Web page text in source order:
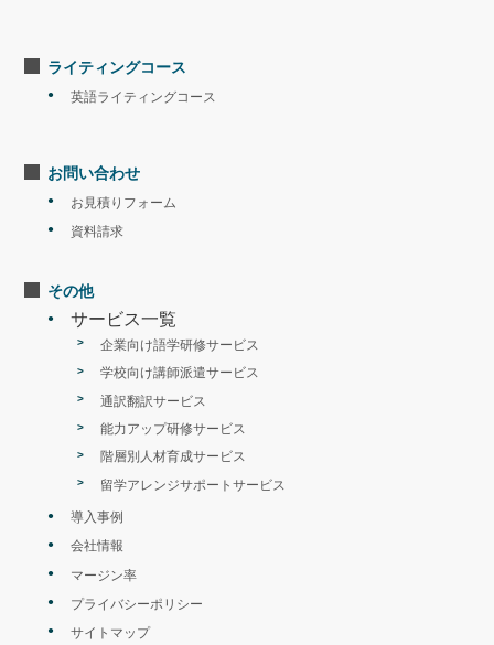
ライティングコース
英語ライティングコース
お問い合わせ
お見積りフォーム
資料請求
その他
サービス一覧
企業向け語学研修サービス
学校向け講師派遣サービス
通訳翻訳サービス
能力アップ研修サービス
階層別人材育成サービス
留学アレンジサポートサービス
導入事例
会社情報
マージン率
プライバシーポリシー
サイトマップ